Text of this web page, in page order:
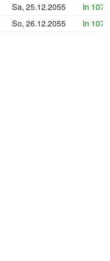
Sa, 25.12.2055
In
So, 26.12.2055 In